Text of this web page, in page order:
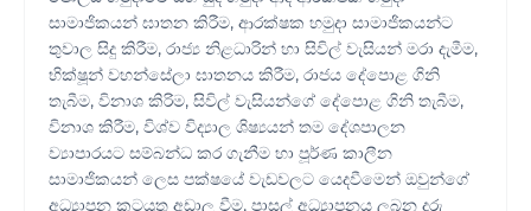
සාමාජිකය‍න් ඝාතන කිරීම, ආරක්ෂක හමුදා සාමාජිකයන්ට
තුවාල සිදු කිරීම, රාජ්‍ය නිළධාරින් හා සිවිල් වැසියන් මරා දැමීම,
භික්ෂූන් වහන්සේලා ඝාතනය කිරීම, රාජය දේපොළ ගිනි
තැබීම, විනාශ කිරිම, සිවිල් වැසියන්ගේ දේපොළ ගිනි තැබීම,
විනාශ කිරීම, විශ්ව විද්‍යාල ශිෂ්‍යයන් තම දේශපාලන
ව්‍යාපාරයට සම්බන්ධ කර ගැනීම හා පූර්ණ කාලීන
සාමාජිකයන් ලෙස පක්ෂයේ වැඩවලට යෙදවීමෙන් ඔවුන්ගේ
අධ්‍යාපන කටයුතු අඩාල වීම, පාසල් අධ්‍යාපනය ලබන දරු